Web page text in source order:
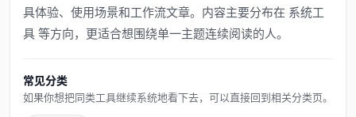
具体验、使用场景和工作流文章。内容主要分布在 系统工
具 等方向，更适合想围绕单一主题连续阅读的人。
常见分类
如果你想把同类工具继续系统地看下去，可以直接回到相关分类页。